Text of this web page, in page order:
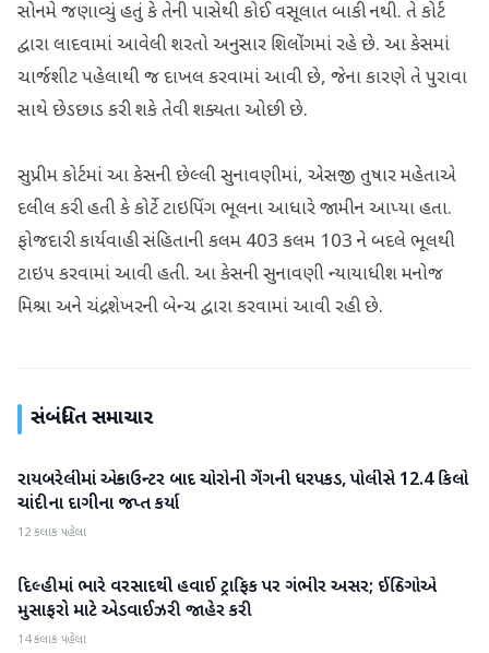
સોનમે જણાવ્યું હતું કે તેની પાસેથી કોઈ વસૂલાત બાકી નથી. તે કોર્ટ
દ્વારા લાદવામાં આવેલી શરતો અનુસાર શિલોંગમાં રહે છે. આ કેસમાં
ચાર્જશીટ પહેલાથી જ દાખલ કરવામાં આવી છે, જેના કારણે તે પુરાવા
સાથે છેડછાડ કરી શકે તેવી શક્યતા ઓછી છે.
સુપ્રીમ કોર્ટમાં આ કેસની છેલ્લી સુનાવણીમાં, એસજી તુષાર મહેતાએ
દલીલ કરી હતી કે કોર્ટે ટાઇપિંગ ભૂલના આધારે જામીન આપ્યા હતા.
ફોજદારી કાર્યવાહી સંહિતાની કલમ 403 કલમ 103 ને બદલે ભૂલથી
ટાઇપ કરવામાં આવી હતી. આ કેસની સુનાવણી ન્યાયાધીશ મનોજ
મિશ્રા અને ચંદ્રશેખરની બેન્ચ દ્વારા કરવામાં આવી રહી છે.
સંબંધિત સમાચાર
રાષ્ટ્રીય
રાયબરેલીમાં એન્કાઉન્ટર બાદ ચોરોની ગેંગની ધરપકડ, પોલીસે 12.4 કિલો
ચાંદીના દાગીના જપ્ત કર્યા
12 કલાક પહેલા
રાષ્ટ્રીય
દિલ્હીમાં ભારે વરસાદથી હવાઈ ટ્રાફિક પર ગંભીર અસર; ઈન્ડિગોએ
મુસાફરો માટે એડવાઈઝરી જાહેર કરી
14 કલાક પહેલા